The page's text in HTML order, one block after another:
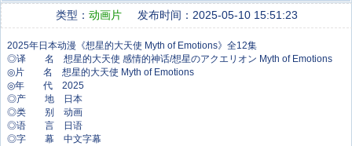
类型： 动画片 发布时间：2025-05-10 15:51:23
◎译 名 想星的大天使 感情的神话/想星のアクエリオン Myth of Emotions
◎片 名 想星的大天使 Myth of Emotions
◎年 代 2025
◎产 地 日本
◎类 别 动画
◎语 言 日语
◎字 幕 中文字幕